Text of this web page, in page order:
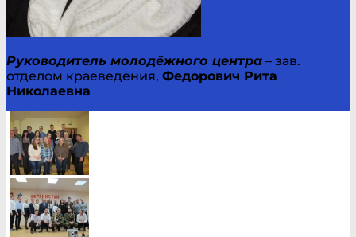
Руководитель молодёжного центра – зав.
отделом краеведения, Федорович Рита
Николаевна